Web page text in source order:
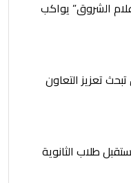
الشروق” يواكب
تعزيز التعاون
طلاب الثانوية